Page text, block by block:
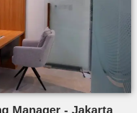
Manager - Jakarta